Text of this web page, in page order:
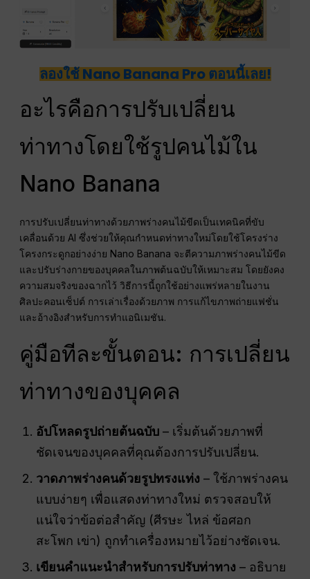
ลองใช้ Nano Banana Pro ตอนนี้เลย!
อะไรคือการปรับเปลี่ยน
ท่าทางโดยใช้รูปคนไม้ใน
Nano Banana
การปรับเปลี่ยนท่าทางด้วยภาพร่างคนไม้ขีดเป็นเทคนิคที่ขับ
เคลื่อนด้วย AI ซึ่งช่วยให้คุณกำหนดท่าทางใหม่โดยใช้โครงร่าง
โครงกระดูกอย่างง่าย Nano Banana จะตีความภาพร่างคนไม้ขีด
และปรับร่างกายของบุคคลในภาพต้นฉบับให้เหมาะสม โดยยังคง
ความสมจริงของฉากไว้ วิธีการนี้ถูกใช้อย่างแพร่หลายในงาน
ศิลปะคอนเซ็ปต์ การเล่าเรื่องด้วยภาพ การแก้ไขภาพถ่ายแฟชั่น
และอ้างอิงสำหรับการทำแอนิเมชัน.
คู่มือทีละขั้นตอน: การเปลี่ยน
ท่าทางของบุคคล
อัปโหลดรูปถ่ายต้นฉบับ – เริ่มต้นด้วยภาพที่
ชัดเจนของบุคคลที่คุณต้องการปรับเปลี่ยน.
วาดภาพร่างคนด้วยรูปทรงแท่ง – ใช้ภาพร่างคน
แบบง่ายๆ เพื่อแสดงท่าทางใหม่ ตรวจสอบให้
แน่ใจว่าข้อต่อสำคัญ (ศีรษะ ไหล่ ข้อศอก
สะโพก เข่า) ถูกทำเครื่องหมายไว้อย่างชัดเจน.
เขียนคำแนะนำสำหรับการปรับท่าทาง – อธิบาย